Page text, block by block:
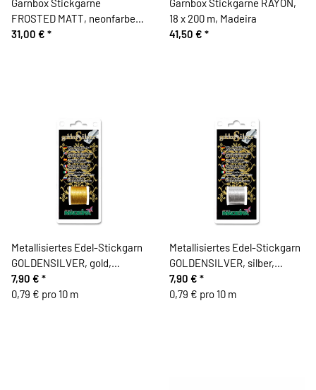
Garnbox Stickgarne
FROSTED MATT, neonfarben,
8 x 200 m, Madeira
31,00 € *
Garnbox Stickgarne RAYON,
18 x 200 m, Madeira
41,50 € *
Metallisiertes Edel-Stickgarn
GOLDENSILVER, gold,
Madeira
7,90 € *
0,79 € pro 10 m
Metallisiertes Edel-Stickgarn
GOLDENSILVER, silber,
Madeira
7,90 € *
0,79 € pro 10 m